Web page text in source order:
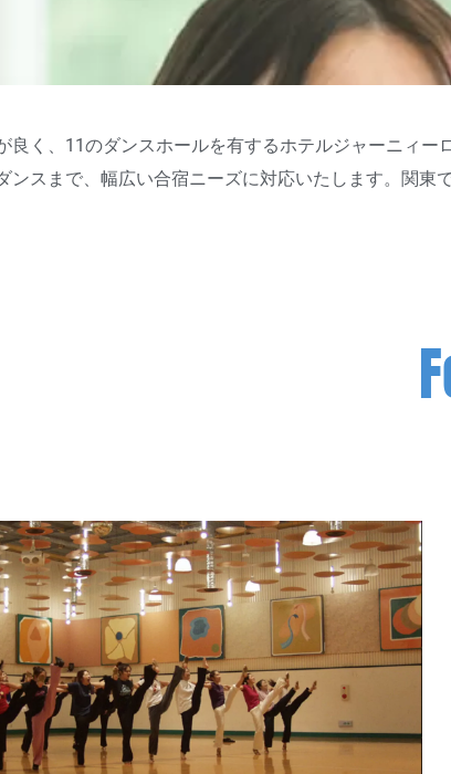
良く、11のダンスホールを有するホテルジャーニィ
ンスまで、幅広い合宿ニーズに対応いたします。関東